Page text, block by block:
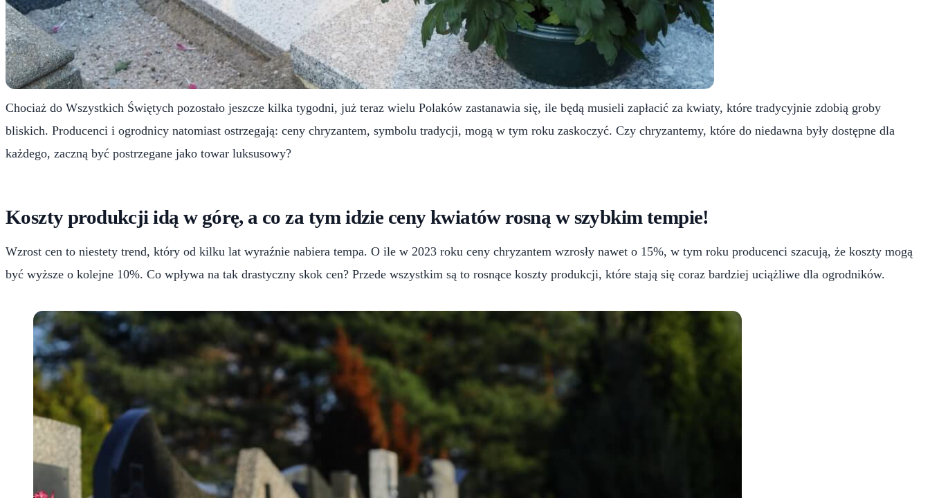
Chociaż do Wszystkich Świętych pozostało jeszcze kilka tygodni, już teraz wielu Polaków zastanawia się, ile będą musieli zapłacić za kwiaty, które tradycyjnie zdobią groby
bliskich. Producenci i ogrodnicy natomiast ostrzegają: ceny chryzantem, symbolu tradycji, mogą w tym roku zaskoczyć. Czy chryzantemy, które do niedawna były dostępne dla
każdego, zaczną być postrzegane jako towar luksusowy?
Koszty produkcji idą w górę, a co za tym idzie ceny kwiatów rosną w szybkim tempie!
Wzrost cen to niestety trend, który od kilku lat wyraźnie nabiera tempa. O ile w 2023 roku ceny chryzantem wzrosły nawet o 15%, w tym roku producenci szacują, że koszty mogą
być wyższe o kolejne 10%. Co wpływa na tak drastyczny skok cen? Przede wszystkim są to rosnące koszty produkcji, które stają się coraz bardziej uciążliwe dla ogrodników.